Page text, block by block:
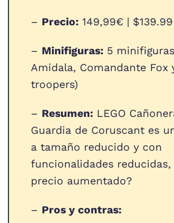
– Precio:149,99€ | $139.99
– Minifiguras:5
Amidala, Comandante Fox
troopers)
– Resumen:LEGO
Guardia de Coruscant es
a tamaño reducido y con
funcionalidades reducidas,
precio aumentado?
– Pros y contras: